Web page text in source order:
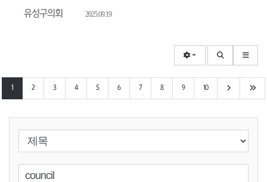
유성구의회 2025.09.19
1 2 3 4 5 6 7 8 9 10 다음 10페이
마